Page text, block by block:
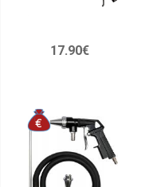
17.90€